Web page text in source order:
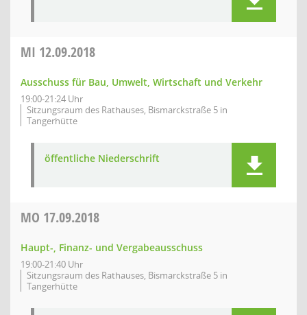
MI 12.09.2018
Ausschuss für Bau, Umwelt, Wirtschaft und Verkehr
19:00-21:24 Uhr
Sitzungsraum des Rathauses, Bismarckstraße 5 in
Tangerhütte
öffentliche Niederschrift
MO 17.09.2018
Haupt-, Finanz- und Vergabeausschuss
19:00-21:40 Uhr
Sitzungsraum des Rathauses, Bismarckstraße 5 in
Tangerhütte